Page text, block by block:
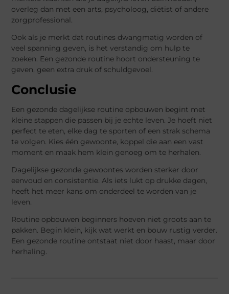
overleg dan met een arts, psycholoog, diëtist of andere
zorgprofessional.
Ook als je merkt dat routines dwangmatig worden of
veel spanning geven, is het verstandig om hulp te
zoeken. Een gezonde routine hoort ondersteuning te
geven, geen extra druk of schuldgevoel.
Conclusie
Een gezonde dagelijkse routine opbouwen begint met
kleine stappen die passen bij je echte leven. Je hoeft niet
perfect te eten, elke dag te sporten of een strak schema
te volgen. Kies één gewoonte, koppel die aan een vast
moment en maak hem klein genoeg om te herhalen.
Dagelijkse gezonde gewoontes worden sterker door
eenvoud en consistentie. Als iets lukt op drukke dagen,
heeft het meer kans om onderdeel te worden van je
leven.
Routine opbouwen beginners hoeven niet groots aan te
pakken. Begin klein, kijk wat werkt en bouw rustig verder.
Een gezonde routine ontstaat niet door haast, maar door
herhaling.